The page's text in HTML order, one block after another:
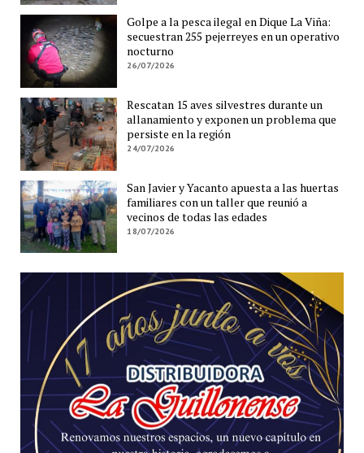
Golpe a la pesca ilegal en Dique La Viña:
secuestran 255 pejerreyes en un operativo
nocturno
26/07/2026
Rescatan 15 aves silvestres durante un
allanamiento y exponen un problema que
persiste en la región
24/07/2026
San Javier y Yacanto apuesta a las huertas
familiares con un taller que reunió a
vecinos de todas las edades
18/07/2026